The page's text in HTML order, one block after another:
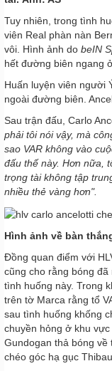
Tuy nhiên, trong tình
viên Real phàn nàn
vôi. Hình ảnh do beIN
hết đường biên ngang
Huấn luyện viên người
ngoài đường biên.
Sau trận đấu, Carlo
phải tôi nói vậy, mà
sao VAR không vào
đấu thế này. Hơn nữa,
trọng tài không tập
nhiều thẻ vàng hơn".
Hình ảnh về bàn
Đồng quan điểm với
cũng cho rằng bóng đã
tình huống này. Trong
trên tờ Marca rằng tổ
sau tình huống khống
chuyền hỏng ở khu
Gundogan thả bóng về
chéo góc hạ gục